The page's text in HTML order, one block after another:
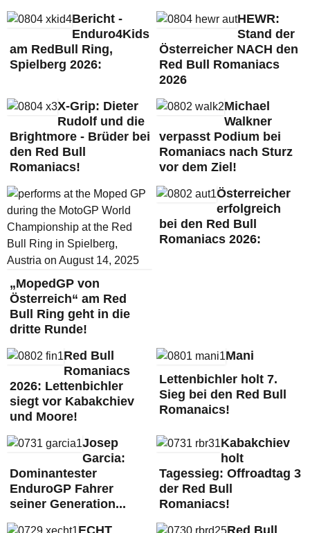
Bericht -
Enduro4Kids
am RedBull Ring,
Spielberg 2026:
HEWR:
Stand der
Österreicher NACH den
Red Bull Romaniacs
2026
X-Grip: Dieter
Rudolf und die
Brightmore - Brüder bei
den Red Bull
Romaniacs!
Michael
Walkner
verpasst Podium bei
Romaniacs nach Sturz
vor dem Ziel!
„MopedGP von
Österreich“ am Red
Bull Ring geht in die
dritte Runde!
Österreicher
erfolgreich
bei den Red Bull
Romaniacs 2026:
Red Bull
Romaniacs
2026: Lettenbichler
siegt vor Kabakchiev
und Moore!
Mani
Lettenbichler holt 7.
Sieg bei den Red Bull
Romanaics!
Josep
Garcia:
Dominantester
EnduroGP Fahrer
seiner Generation...
Kabakchiev
holt
Tagessieg: Offroadtag 3
der Red Bull
Romaniacs!
ECHT
Red Bull